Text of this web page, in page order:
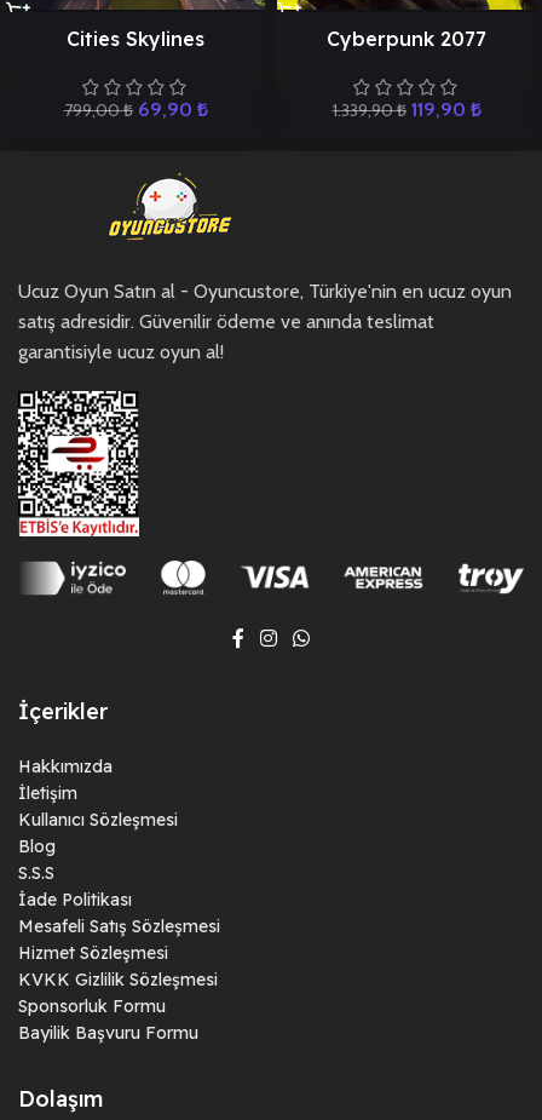
Cities Skylines
799,00₺ 69,90 ₺
Cyberpunk 2077
1.339,90₺ 119,90 ₺
Ucuz Oyun Satın al - Oyuncustore, Türkiye'nin en ucuz oyun
satış adresidir. Güvenilir ödeme ve anında teslimat
garantisiyle ucuz oyun al!
İçerikler
Hakkımızda
İletişim
Kullanıcı Sözleşmesi
Blog
S.S.S
İade Politikası
Mesafeli Satış Sözleşmesi
Hizmet Sözleşmesi
KVKK Gizlilik Sözleşmesi
Sponsorluk Formu
Bayilik Başvuru Formu
Dolaşım